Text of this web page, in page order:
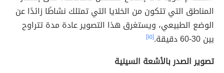
المناطق التي تتكون من الخلايا التي تمتلك نشاطًا زائدًا عن
الوضع الطبيعي، ويستغرق هذا التصوير عادة مدة تتراوح
بين 30-60 دقيقة.
[١٥]
تصوير الصدر بالأشعة السينية